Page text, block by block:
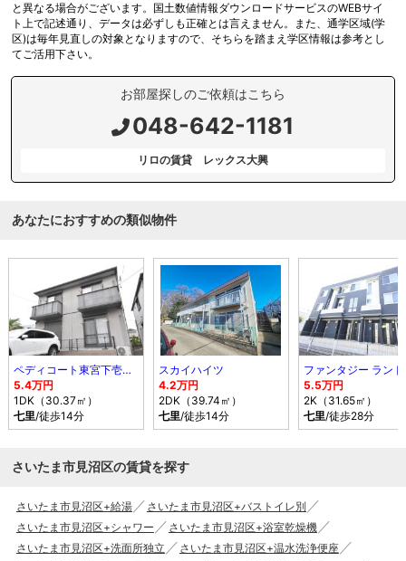
と異なる場合がございます。国土数値情報ダウンロードサービスのWEBサイ
ト上で記述通り、データは必ずしも正確とは言えません。また、通学区域(学
区)は毎年見直しの対象となりますので、そちらを踏まえ学区情報は参考とし
てご活用下さい。
お部屋探しのご依頼はこちら
048-642-1181
リロの賃貸 レックス大興
あなたにおすすめの類似物件
ペディコート東宮下壱番館
5.4万円
1DK（30.37㎡）
七里/徒歩14分
スカイハイツ
4.2万円
2DK（39.74㎡）
七里/徒歩14分
ファンタジー ランド
5.5万円
2K（31.65㎡）
七里/徒歩28分
さいたま市見沼区の賃貸を探す
さいたま市見沼区+給湯
さいたま市見沼区+バストイレ別
さいたま市見沼区+シャワー
さいたま市見沼区+浴室乾燥機
さいたま市見沼区+洗面所独立
さいたま市見沼区+温水洗浄便座